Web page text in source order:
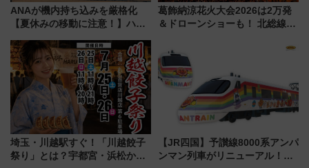
ANAが機内持ち込みを厳格化
【夏休みの移動に注意！】ハン
「身の回り品」新サイズ制限
(40×30×20cm)おさらい
葛飾納涼花火大会2026は2万発
＆ドローンショーも！ 北総線を
車、観覧スポット情報と周辺観
光まとめ（7/28開催）
埼玉・川越駅すぐ！「川越餃子
祭り」とは？宇都宮・浜松から
【JR四国】予讃線8000系アンパ
ンマン列車がリニューアル！内